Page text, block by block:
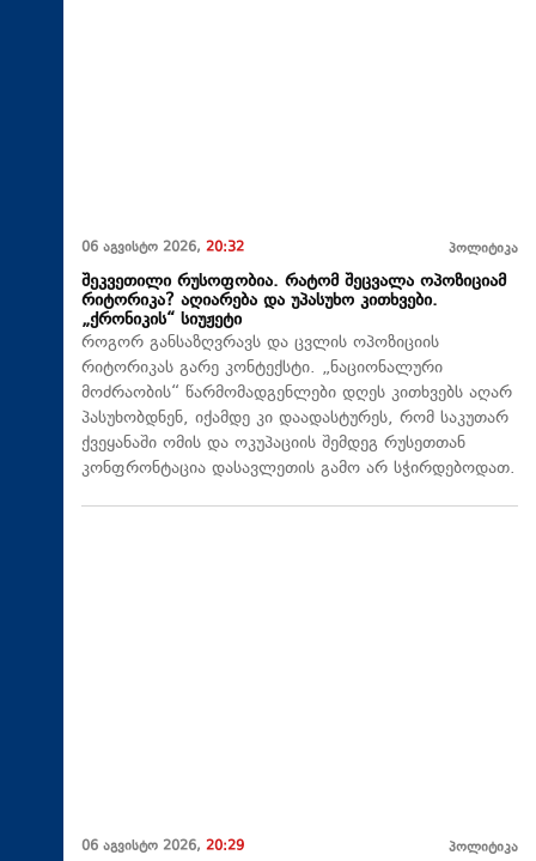
06 აგვისტო 2026, 20:32 პოლიტიკა
შეკვეთილი რუსოფობია. რატომ შეცვალა ოპოზიციამ
რიტორიკა? აღიარება და უპასუხო კითხვები.
„ქრონიკის“ სიუჟეტი
როგორ განსაზღვრავს და ცვლის ოპოზიციის
რიტორიკას გარე კონტექსტი. „ნაციონალური
მოძრაობის“ წარმომადგენლები დღეს კითხვებს აღარ
პასუხობდნენ, იქამდე კი დაადასტურეს, რომ საკუთარ
ქვეყანაში ომის და ოკუპაციის შემდეგ რუსეთთან
კონფრონტაცია დასავლეთის გამო არ სჭირდებოდათ.
06 აგვისტო 2026, 20:29 პოლიტიკა